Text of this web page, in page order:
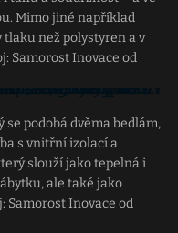
Mimo jiné například
než polystyren a v
Samorost Inovace od
podobá dvěma bedlám,
s vnitřní izolací a
slouží jako tepelná i
ale také jako
Samorost Inovace od